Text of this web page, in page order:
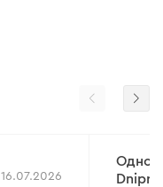
16.07.2026